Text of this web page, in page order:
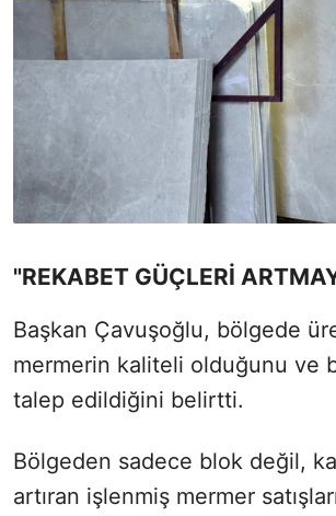
"REKABET GÜÇLERİ
Başkan Çavuşoğlu, bölgede
mermerin kaliteli olduğunu ve
talep edildiğini belirtti.
Bölgeden sadece blok değil,
artıran işlenmiş mermer